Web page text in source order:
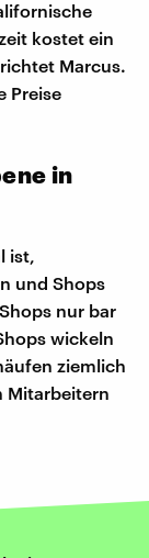
kostet ein
Marcus.
Preise
in
ist,
und Shops
nur bar
wickeln
ziemlich
Mitarbeitern